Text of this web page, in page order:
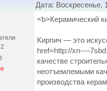
Дата:
2
<b>Керамический
Кирпич — это
href=http://xn----
качестве
неотъемлемыми
производства